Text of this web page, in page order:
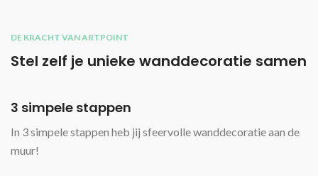
DE KRACHT VAN ARTPOINT
Stel zelf je unieke wanddecoratie samen
3 simpele stappen
In 3 simpele stappen heb jij sfeervolle wanddecoratie aan de
muur!